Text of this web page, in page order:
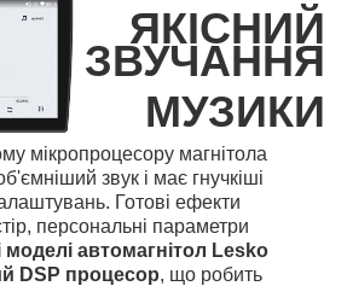
ЯКІСНИЙ
ЗВУЧАННЯ
МУЗИКИ
мікропроцесору магнітола
звук і має гнучкіші
Готові ефекти
персональні параметри
моделі автомагнітол Lesko
DSP процесор, що робить